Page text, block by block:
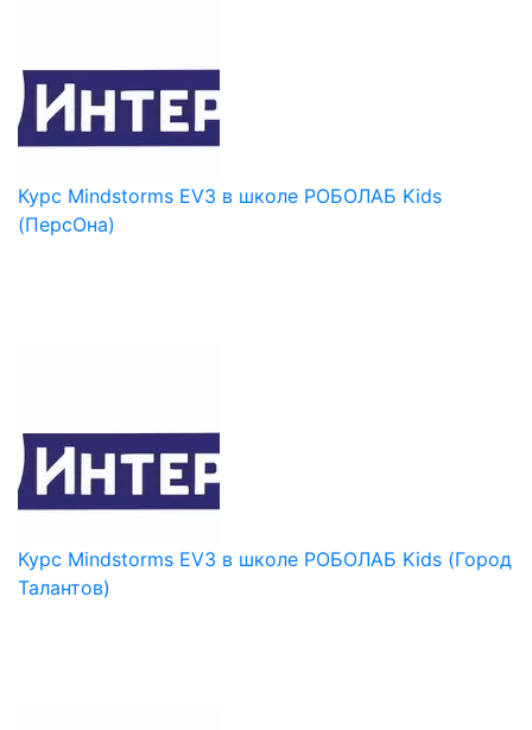
Курс Mindstorms EV3 в школе РОБОЛАБ Kids
(ПерсОна)
Курс Mindstorms EV3 в школе РОБОЛАБ Kids (Город
Талантов)